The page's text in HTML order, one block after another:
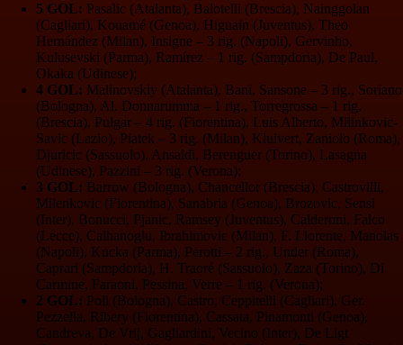
5 GOL: Pasalic (Atalanta), Balotelli (Brescia), Nainggolan
(Cagliari), Kouamé (Genoa), Higuain (Juventus), Theo
Hernández (Milan), Insigne – 3 rig. (Napoli), Gervinho,
Kulusevski (Parma), Ramírez – 1 rig. (Sampdoria), De Paul,
Okaka (Udinese);
4 GOL: Malinovskiy (Atalanta), Bani, Sansone – 3 rig., Soriano
(Bologna), Al. Donnarumma – 1 rig., Torregrossa – 1 rig.
(Brescia), Pulgar – 4 rig. (Fiorentina), Luis Alberto, Milinkovic-
Savic (Lazio), Piatek – 3 rig. (Milan), Kluivert, Zaniolo (Roma),
Djuricic (Sassuolo), Ansaldi, Berenguer (Torino), Lasagna
(Udinese), Pazzini – 3 rig. (Verona);
3 GOL: Barrow (Bologna), Chancellor (Brescia), Castrovilli,
Milenkovic (Fiorentina), Sanabria (Genoa), Brozovic, Sensi
(Inter), Bonucci, Pjanic, Ramsey (Juventus), Calderoni, Falco
(Lecce), Calhanoglu, Ibrahimovic (Milan), F. Llorente, Manolas
(Napoli), Kucka (Parma), Perotti – 2 rig., Under (Roma),
Caprari (Sampdoria), H. Traoré (Sassuolo), Zaza (Torino), Di
Carmine, Faraoni, Pessina, Verre – 1 rig. (Verona);
2 GOL: Poli (Bologna), Castro, Ceppitelli (Cagliari), Ger.
Pezzella, Ribery (Fiorentina), Cassata, Pinamonti (Genoa),
Candreva, De Vrij, Gagliardini, Vecino (Inter), De Ligt